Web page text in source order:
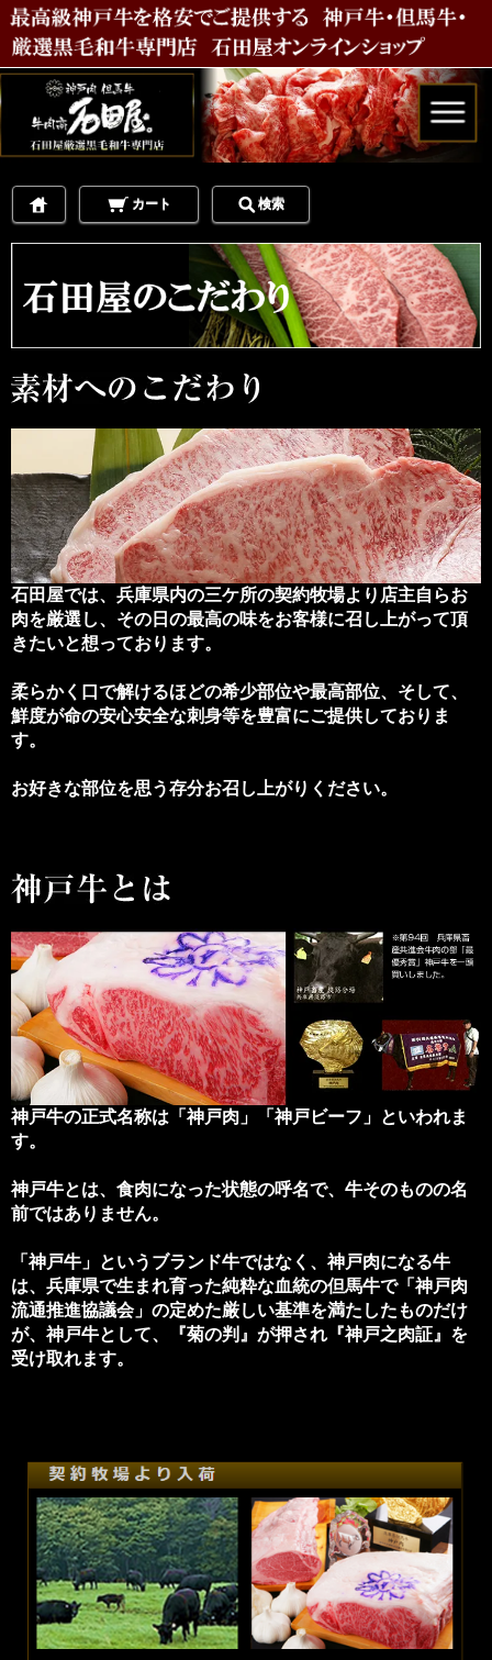
カート 検索
石田屋では、兵庫県内の三ケ所の契約牧場より店主自らお
肉を厳選し、その日の最高の味をお客様に召し上がって頂
きたいと想っております。
柔らかく口で解けるほどの希少部位や最高部位、そして、
鮮度が命の安心安全な刺身等を豊富にご提供しておりま
す。
お好きな部位を思う存分お召し上がりください。
神戸牛の正式名称は「神戸肉」「神戸ビーフ」といわれま
す。
神戸牛とは、食肉になった状態の呼名で、牛そのものの名
前ではありません。
「神戸牛」というブランド牛ではなく、神戸肉になる牛
は、兵庫県で生まれ育った純粋な血統の但馬牛で「神戸肉
流通推進協議会」の定めた厳しい基準を満たしたものだけ
が、神戸牛として、『菊の判』が押され『神戸之肉証』を
受け取れます。